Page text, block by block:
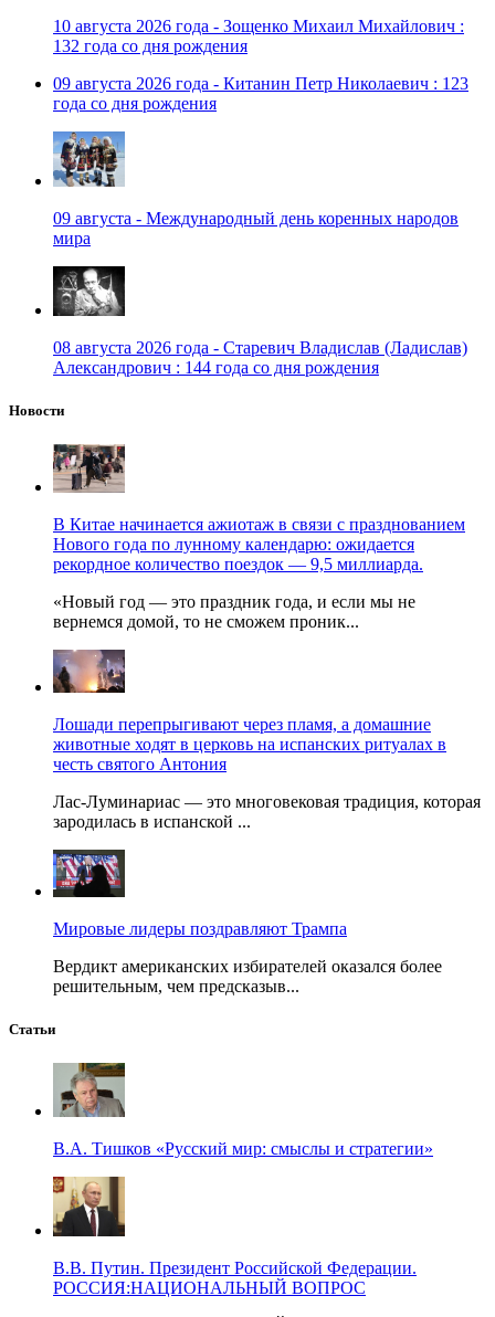
10 августа 2026 года - Зощенко Михаил Михайлович :
132 года со дня рождения
09 августа 2026 года - Китанин Петр Николаевич : 123
года со дня рождения
09 августа - Международный день коренных народов
мира
08 августа 2026 года - Старевич Владислав (Ладислав)
Александрович : 144 года со дня рождения
Новости
В Китае начинается ажиотаж в связи с празднованием
Нового года по лунному календарю: ожидается
рекордное количество поездок — 9,5 миллиарда.
«Новый год — это праздник года, и если мы не
вернемся домой, то не сможем проник...
Лошади перепрыгивают через пламя, а домашние
животные ходят в церковь на испанских ритуалах в
честь святого Антония
Лас-Луминариас — это многовековая традиция, которая
зародилась в испанской ...
Мировые лидеры поздравляют Трампа
Вердикт американских избирателей оказался более
решительным, чем предсказыв...
Статьи
В.А. Тишков «Русский мир: смыслы и стратегии»
В.В. Путин. Президент Российской Федерации.
РОССИЯ:НАЦИОНАЛЬНЫЙ ВОПРОС